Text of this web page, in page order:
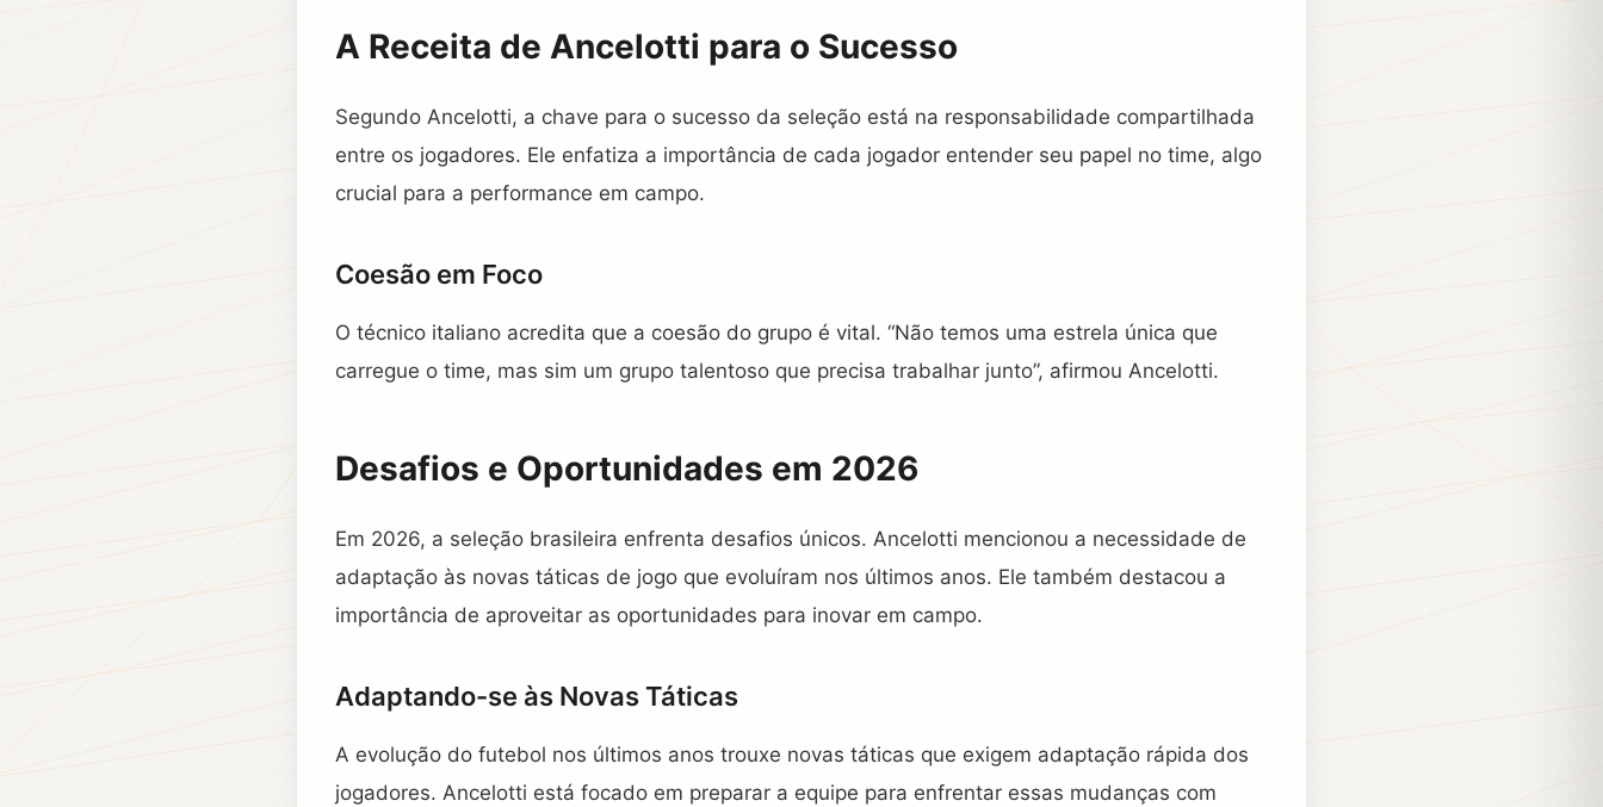
A Receita de Ancelotti para o Sucesso
Segundo Ancelotti, a chave para o sucesso da seleção está na responsabilidade compartilhada
entre os jogadores. Ele enfatiza a importância de cada jogador entender seu papel no time, algo
crucial para a performance em campo.
Coesão em Foco
O técnico italiano acredita que a coesão do grupo é vital. “Não temos uma estrela única que
carregue o time, mas sim um grupo talentoso que precisa trabalhar junto”, afirmou Ancelotti.
Desafios e Oportunidades em 2026
Em 2026, a seleção brasileira enfrenta desafios únicos. Ancelotti mencionou a necessidade de
adaptação às novas táticas de jogo que evoluíram nos últimos anos. Ele também destacou a
importância de aproveitar as oportunidades para inovar em campo.
Adaptando-se às Novas Táticas
A evolução do futebol nos últimos anos trouxe novas táticas que exigem adaptação rápida dos
jogadores. Ancelotti está focado em preparar a equipe para enfrentar essas mudanças com